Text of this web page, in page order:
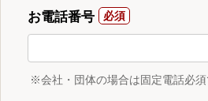
お電話番号
※会社・団体の場合は固定電話必須